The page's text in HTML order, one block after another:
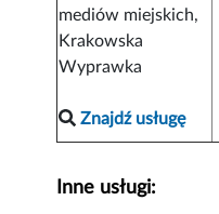
mediów miejskich,
Krakowska
Wyprawka
Znajdź usługę
Inne usługi: